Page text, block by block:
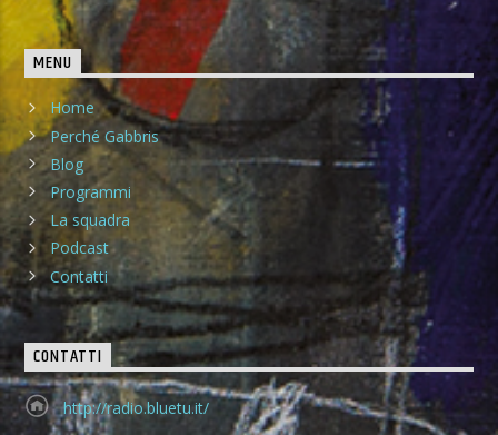
MENU
Home
Perché Gabbris
Blog
Programmi
La squadra
Podcast
Contatti
CONTATTI
http://radio.bluetu.it/